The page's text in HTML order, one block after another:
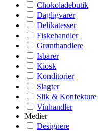
Chokoladebutik
Dagligvarer
Delikatesser
Fiskehandler
Grønthandlere
Isbarer
Kiosk
Konditorier
Slagter
Slik & Konfekture
Vinhandler
Medier
Designere